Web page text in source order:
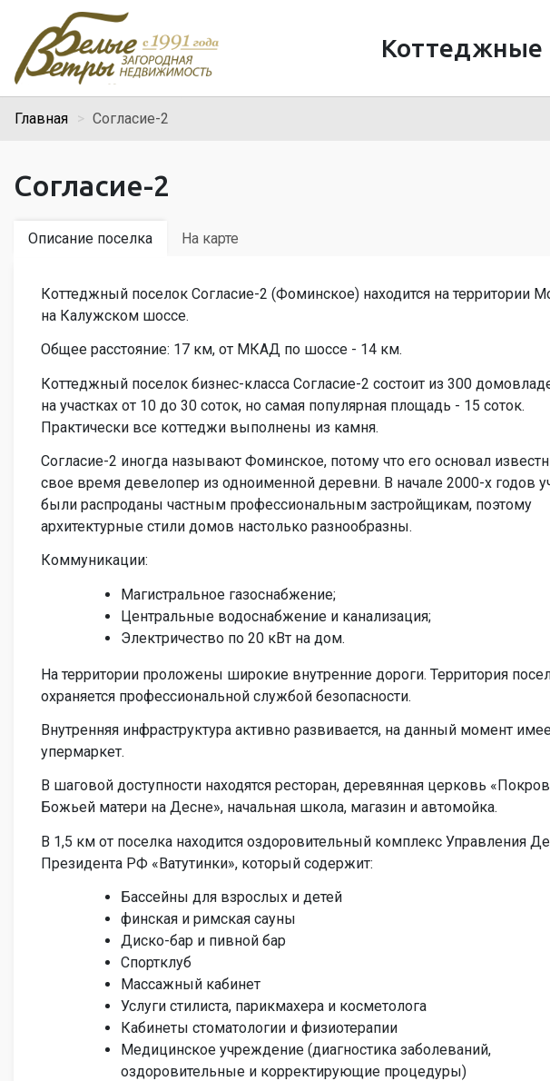
Коттеджные
Главная Согласие-2
Согласие-2
Описание поселка На карте
Коттеджный поселок Согласие-2 (Фоминское) находится на территории
на Калужском шоссе.
Общее расстояние: 17 км, от МКАД по шоссе - 14 км.
Коттеджный поселок бизнес-класса Согласие-2 состоит из 300
на участках от 10 до 30 соток, но самая популярная площадь - 15 соток.
Практически все коттеджи выполнены из камня.
Согласие-2 иногда называют Фоминское, потому что его основал
свое время девелопер из одноименной деревни. В начале 2000-х годов
были распроданы частным профессиональным застройщикам, поэтому
архитектурные стили домов настолько разнообразны.
Коммуникации:
Магистральное газоснабжение;
Центральные водоснабжение и канализация;
Электричество по 20 кВт на дом.
На территории проложены широкие внутренние дороги. Территория
охраняется профессиональной службой безопасности.
Внутренняя инфраструктура активно развивается, на данный момент
упермаркет.
В шаговой доступности находятся ресторан, деревянная церковь «Покров
Божьей матери на Десне», начальная школа, магазин и автомойка.
В 1,5 км от поселка находится оздоровительный комплекс Управления
Президента РФ «Ватутинки», который содержит:
Бассейны для взрослых и детей
финская и римская сауны
Диско-бар и пивной бар
Спортклуб
Массажный кабинет
Услуги стилиста, парикмахера и косметолога
Кабинеты стоматологии и физиотерапии
Медицинское учреждение (диагностика заболеваний,
оздоровительные и корректирующие процедуры)